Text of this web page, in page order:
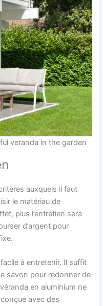
veranda in the garden
auxquels il faut
le matériau de
plus l’entretien sera
d’argent pour
à entretenir. Il suffit
savon pour redonner de
en aluminium ne
avec des